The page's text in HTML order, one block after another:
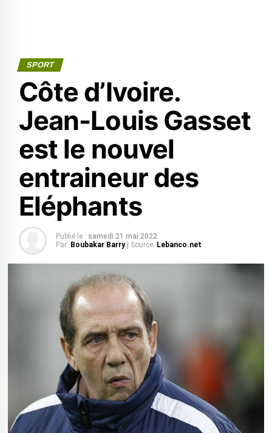
SPORT
Côte d’Ivoire.
Jean-Louis Gasset
est le nouvel
entraineur des
Eléphants
Publié le : samedi 21 mai 2022
Par: Boubakar Barry | Source: Lebanco.net